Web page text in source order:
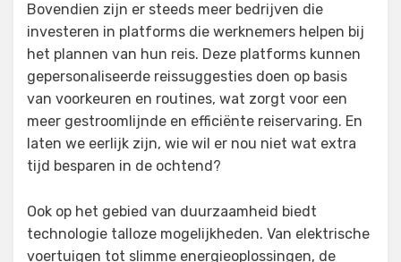
Bovendien zijn er steeds meer bedrijven die
investeren in platforms die werknemers helpen bij
het plannen van hun reis. Deze platforms kunnen
gepersonaliseerde reissuggesties doen op basis
van voorkeuren en routines, wat zorgt voor een
meer gestroomlijnde en efficiënte reiservaring. En
laten we eerlijk zijn, wie wil er nou niet wat extra
tijd besparen in de ochtend?
Ook op het gebied van duurzaamheid biedt
technologie talloze mogelijkheden. Van elektrische
voertuigen tot slimme energieoplossingen, de